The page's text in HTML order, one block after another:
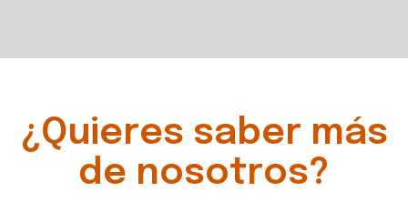
¿Quieres saber más
de nosotros?